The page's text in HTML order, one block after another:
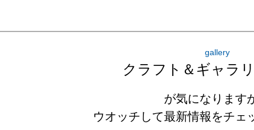
gallery
クラフト＆ギャラ
が気になります
ウオッチして最新情報をチェ